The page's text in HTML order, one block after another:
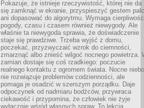
Pokazuje, że istnieje rzeczywistość, której nie da
się zamknąć w ekranie, przyspieszyć gestem
ani dopasować do algorytmu. Wymaga
pogody, czasu i czasem również niewygody. Ale
właśnie ta niewygoda sprawia, że doświadczenie
staje się prawdziwe. Trzeba wyjść z domu,
poczekać, przyzwyczaić wzrok do ciemności,
zmarznąć albo znieść wilgoć nocnego powietrza.
zamian dostaje się coś rzadkiego: poczucie
realnego kontaktu z ogromem świata. Nocne niebo
nie rozwiązuje problemów codzienności, ale
pomaga je osadzić w szerszym porządku. Daje
odpoczynek od nadmiaru bodźców, przywraca
ciekawość i przypomina, że człowiek nie żyje
wyłącznie wśród własnych spraw. To lekcja